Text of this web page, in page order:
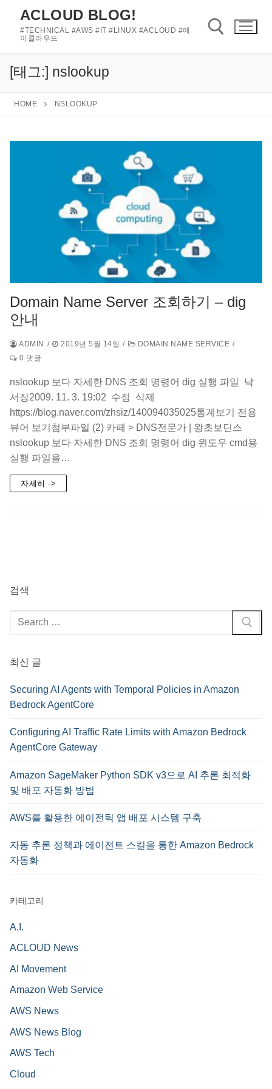
ACLOUD BLOG!
#TECHNICAL #AWS #IT #LINUX #ACLOUD #에
이클라우드
검색 :
[태그:] nslookup
HOME NSLOOKUP
Domain Name Server 조회하기 – dig
안내
ADMIN / 2019년 5월 14일 / DOMAIN NAME SERVICE /
0 댓글
nslookup 보다 자세한 DNS 조회 명령어 dig 실행 파일 낙
서장2009. 11. 3. 19:02 수정 삭제
https://blog.naver.com/zhsiz/140094035025통계보기 전용
뷰어 보기첨부파일 (2) 카페 > DNS전문가 | 왕초보딘스
nslookup 보다 자세한 DNS 조회 명령어 dig 윈도우 cmd용
실행 파일을…
자세히 ->
검색
검
색
최신 글
Securing AI Agents with Temporal Policies in Amazon
Bedrock AgentCore
Configuring AI Traffic Rate Limits with Amazon Bedrock
AgentCore Gateway
Amazon SageMaker Python SDK v3으로 AI 추론 최적화
및 배포 자동화 방법
AWS를 활용한 에이전틱 앱 배포 시스템 구축
자동 추론 정책과 에이전트 스킬을 통한 Amazon Bedrock
자동화
카테고리
A.I.
ACLOUD News
AI Movement
Amazon Web Service
AWS News
AWS News Blog
AWS Tech
Cloud